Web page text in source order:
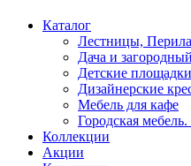
Каталог
Лестницы,
Дача и
Детские
Дизайнерские
Мебель для кафе
Городская
Коллекции
Акции